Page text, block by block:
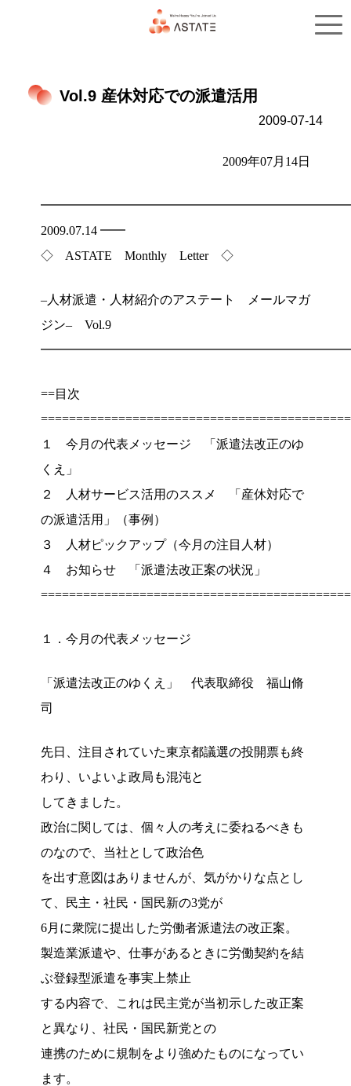
Vol.9 産休対応での派遣活用
2009-07-14
2009年07月14日
2009.07.14 ━━
◇ ASTATE Monthly Letter ◇
–人材派遣・人材紹介のアステート メールマガ
ジン– Vol.9
==目次
１ 今月の代表メッセージ 「派遣法改正のゆ
くえ」
２ 人材サービス活用のススメ 「産休対応で
の派遣活用」（事例）
３ 人材ピックアップ（今月の注目人材）
４ お知らせ 「派遣法改正案の状況」
１．今月の代表メッセージ
「派遣法改正のゆくえ」 代表取締役 福山脩
司
先日、注目されていた東京都議選の投開票も終
わり、いよいよ政局も混沌と
してきました。
政治に関しては、個々人の考えに委ねるべきも
のなので、当社として政治色
を出す意図はありませんが、気がかりな点とし
て、民主・社民・国民新の3党が
6月に衆院に提出した労働者派遣法の改正案。
製造業派遣や、仕事があるときに労働契約を結
ぶ登録型派遣を事実上禁止
する内容で、これは民主党が当初示した改正案
と異なり、社民・国民新党との
連携のために規制をより強めたものになってい
ます。